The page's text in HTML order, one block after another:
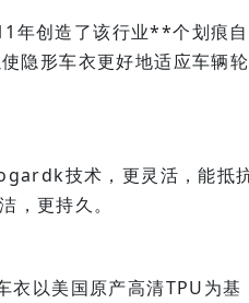
年创造了该行业**个划痕
隐形车衣更好地适应车辆轮
技术，更灵活，能抵
，更持久。
以美国原产高清TPU为基